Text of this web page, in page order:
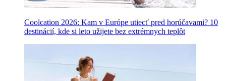
Coolcation 2026: Kam v Európe utiecť pred horúčavami? 10
destinácií, kde si leto užijete bez extrémnych teplôt